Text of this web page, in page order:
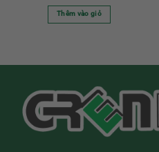
Thêm vào giỏ